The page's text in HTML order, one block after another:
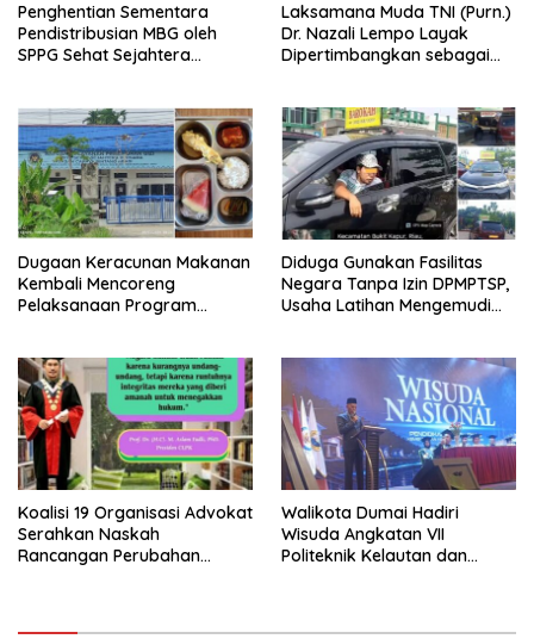
Penghentian Sementara
Pendistribusian MBG oleh
SPPG Sehat Sejahtera
Laksamana Muda TNI (Purn.)
Dr. Nazali Lempo Layak
Dipertimbangkan sebagai
Berkompromi terhadap
Penegakan Hukum
Dugaan Keracunan Makanan
Kembali Mencoreng
Pelaksanaan Program
Bersama Kota Dumai
Diduga Gunakan Fasilitas
Negara Tanpa Izin DPMPTSP,
Usaha Latihan Mengemudi
Koalisi 19 Organisasi Advokat
Serahkan Naskah
Rancangan Perubahan
Walikota Dumai Hadiri
Wisuda Angkatan VII
Politeknik Kelautan dan